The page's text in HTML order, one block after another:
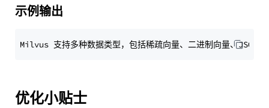
示例输出
优化小贴士